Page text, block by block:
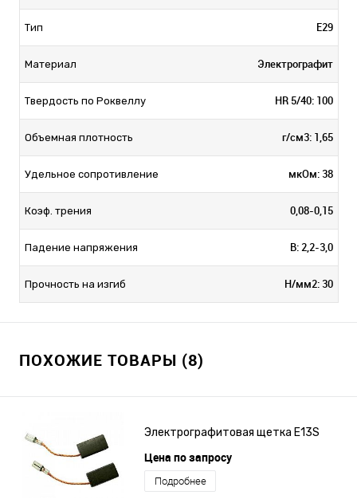
Тип E29
Материал Электрографит
Твердость по Роквеллу HR 5/40: 100
Объемная плотность г/см3: 1,65
Удельное сопротивление мкОм: 38
Коэф. трения 0,08-0,15
Падение напряжения В: 2,2-3,0
Прочность на изгиб Н/мм2: 30
ПОХОЖИЕ ТОВАРЫ (8)
Электрографито­­­вая щетка E13S
Цена по запросу
Подробнее